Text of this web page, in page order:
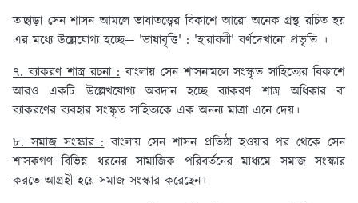
তাছাড়া সেন শাসন আমলে ভাষাতত্ত্বের বিকাশে আরো অনেক গ্রন্থ রচিত হয়
এর মধ্যে উল্লেযোগ্য হচ্ছে— 'ভাষাবৃত্তি' : 'হারাবলী' বর্ণদেখানো প্রভৃতি ।
৭. ব্যাকরণ শাস্ত্র রচনা :বাংলায় সেন শাসনামলে সংস্কৃত সাহিত্যের বিকাশে
আরও একটি উল্লেখযোগ্য অবদান হচ্ছে ব্যাকরণ শাস্ত্র অধিকার বা
ব্যাকরণের ব্যবহার সংস্কৃত সাহিত্যকে এক অনন্য মাত্রা এনে দেয়।
৮. সমাজ সংস্কার :বাংলায় সেন শাসন প্রতিষ্ঠা হওয়ার পর থেকে সেন
শাসকগণ বিভিন্ন ধরনের সামাজিক পরিবর্তনের মাধ্যমে সমাজ সংস্কার
করতে আগ্রহী হয়ে সমাজ সংস্কার করেছেন।